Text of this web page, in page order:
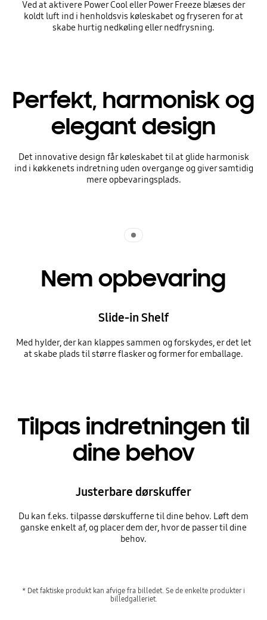
Ved at aktivere Power Cool eller Power Freeze blæses der
koldt luft ind i henholdsvis køleskabet og fryseren for at
skabe hurtig nedkøling eller nedfrysning.
Perfekt, harmonisk og
elegant design
Det innovative design får køleskabet til at glide harmonisk
ind i køkkenets indretning uden overgange og giver samtidig
mere opbevaringsplads.
Nem opbevaring
Slide-in Shelf
Med hylder, der kan klappes sammen og forskydes, er det let
at skabe plads til større flasker og former for emballage.
Tilpas indretningen til
dine behov
Justerbare dørskuffer
Du kan f.eks. tilpasse dørskufferne til dine behov. Løft dem
ganske enkelt af, og placer dem der, hvor de passer til dine
behov.
* Det faktiske produkt kan afvige fra billedet. Se de enkelte produkter i
billedgalleriet.